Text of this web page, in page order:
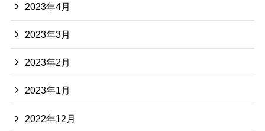
2023年4月
2023年3月
2023年2月
2023年1月
2022年12月